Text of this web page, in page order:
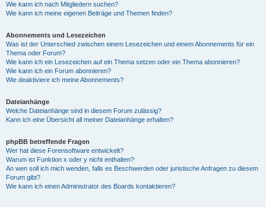
Wie kann ich nach Mitgliedern suchen?
Wie kann ich meine eigenen Beiträge und Themen finden?
Abonnements und Lesezeichen
Was ist der Unterschied zwischen einem Lesezeichen und einem Abonnements für ein
Thema oder Forum?
Wie kann ich ein Lesezeichen auf ein Thema setzen oder ein Thema abonnieren?
Wie kann ich ein Forum abonnieren?
Wie deaktiviere ich meine Abonnements?
Dateianhänge
Welche Dateianhänge sind in diesem Forum zulässig?
Kann ich eine Übersicht all meiner Dateianhänge erhalten?
phpBB betreffende Fragen
Wer hat diese Forensoftware entwickelt?
Warum ist Funktion x oder y nicht enthalten?
An wen soll ich mich wenden, falls es Beschwerden oder juristische Anfragen zu diesem
Forum gibt?
Wie kann ich einen Administrator des Boards kontaktieren?